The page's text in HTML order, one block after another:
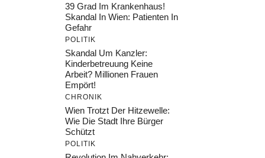
39 Grad Im Krankenhaus!
Skandal In Wien: Patienten In
Gefahr
POLITIK
Skandal Um Kanzler:
Kinderbetreuung Keine
Arbeit? Millionen Frauen
Empört!
CHRONIK
Wien Trotzt Der Hitzewelle:
Wie Die Stadt Ihre Bürger
Schützt
POLITIK